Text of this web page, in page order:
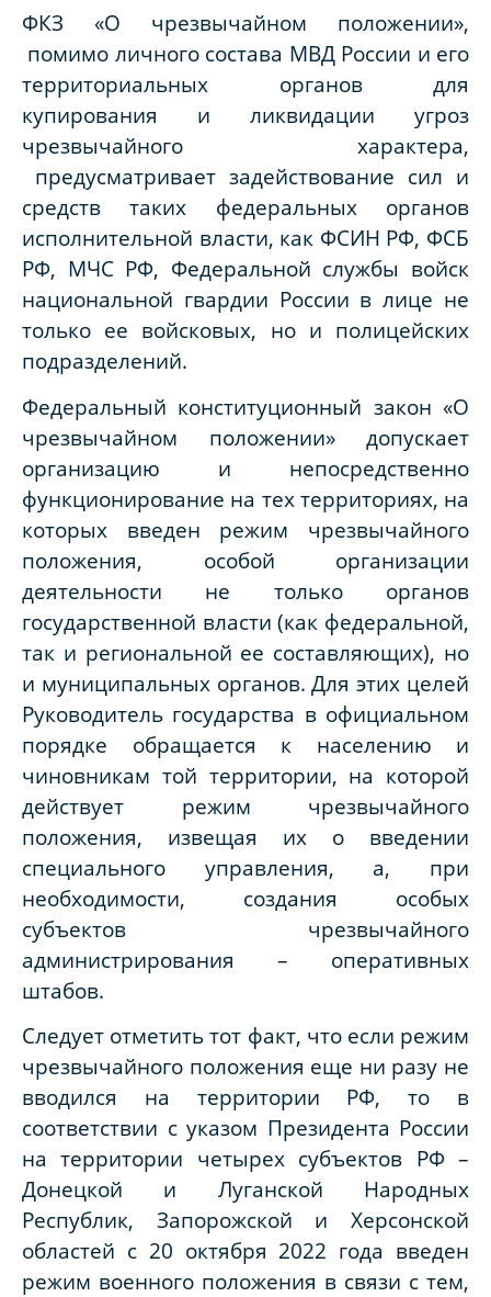
ФКЗ «О чрезвычайном положении»,
помимо личного состава МВД России и его
территориальных органов для
купирования и ликвидации угроз
чрезвычайного характера,
предусматривает задействование сил и
средств таких федеральных органов
исполнительной власти, как ФСИН РФ, ФСБ
РФ, МЧС РФ, Федеральной службы войск
национальной гвардии России в лице не
только ее войсковых, но и полицейских
подразделений.
Федеральный конституционный закон «О
чрезвычайном положении» допускает
организацию и непосредственно
функционирование на тех территориях, на
которых введен режим чрезвычайного
положения, особой организации
деятельности не только органов
государственной власти (как федеральной,
так и региональной ее составляющих), но
и муниципальных органов. Для этих целей
Руководитель государства в официальном
порядке обращается к населению и
чиновникам той территории, на которой
действует режим чрезвычайного
положения, извещая их о введении
специального управления, а, при
необходимости, создания особых
субъектов чрезвычайного
администрирования – оперативных
штабов.
Следует отметить тот факт, что если режим
чрезвычайного положения еще ни разу не
вводился на территории РФ, то в
соответствии с указом Президента России
на территории четырех субъектов РФ –
Донецкой и Луганской Народных
Республик, Запорожской и Херсонской
областей с 20 октября 2022 года введен
режим военного положения в связи с тем,